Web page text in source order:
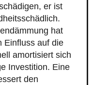
er ist
hat
Einfluss auf die
amortisiert sich
Investition. Eine
den